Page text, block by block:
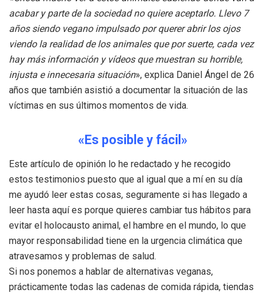
acabar y parte de la sociedad no quiere aceptarlo. Llevo 7
años siendo vegano impulsado por querer abrir los ojos
viendo la realidad de los animales que por suerte, cada vez
hay más información y vídeos que muestran su horrible,
injusta e innecesaria situación», explica Daniel Ángel de 26
años que también asistió a documentar la situación de las
víctimas en sus últimos momentos de vida.
«Es posible y fácil»
Este artículo de opinión lo he redactado y he recogido
estos testimonios puesto que al igual que a mí en su día
me ayudó leer estas cosas, seguramente si has llegado a
leer hasta aquí es porque quieres cambiar tus hábitos para
evitar el holocausto animal, el hambre en el mundo, lo que
mayor responsabilidad tiene en la urgencia climática que
atravesamos y problemas de salud.
Si nos ponemos a hablar de alternativas veganas,
prácticamente todas las cadenas de comida rápida, tiendas